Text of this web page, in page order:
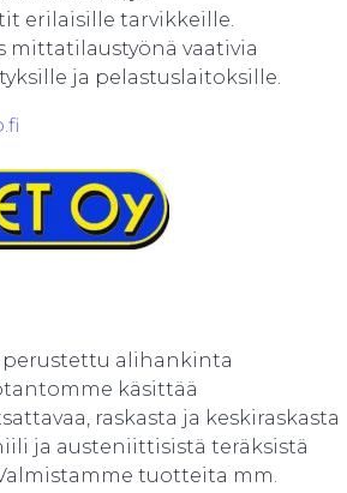
erilaisille tarvikkeille.
mittatilaustyönä vaativia
ja pelastuslaitoksille.
perustettu alihankinta
käsittää
raskasta ja keskiraskasta
ja austeniittisistä teräksistä
Valmistamme tuotteita mm.